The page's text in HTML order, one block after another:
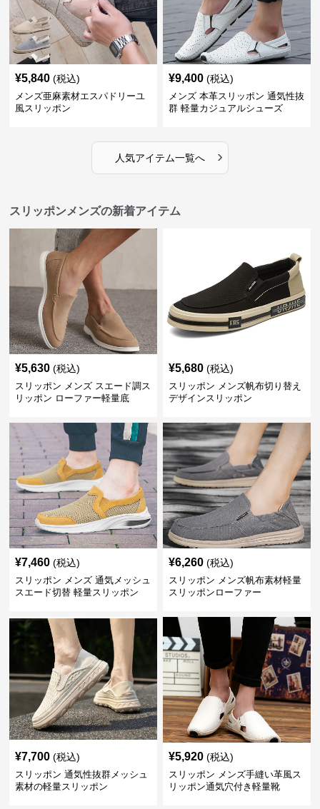
¥5,840 (税込)
メンズ亜麻素材エスパドリーユ
風スリッポン
¥9,400 (税込)
メンズ 本革スリッポン 通気性抜
群 軽量カジュアルシューズ
人気アイテム一覧へ ›
スリッポンメンズの新着アイテム
¥5,630 (税込)
スリッポン メンズ スエード調ス
リッポン ローファー軽量底
¥5,680 (税込)
スリッポン メンズ帆布切り替え
デザインスリッポン
¥7,460 (税込)
スリッポン メンズ 通気メッシュ
スエード切替 軽量スリッポン
¥6,260 (税込)
スリッポン メンズ帆布素材軽量
スリッポンローファー
¥7,700 (税込)
スリッポン 通気性抜群メッシュ
素材の軽量スリッポン
¥5,920 (税込)
スリッポン メンズ手縫い革風ス
リッポン通気穴付き軽量靴